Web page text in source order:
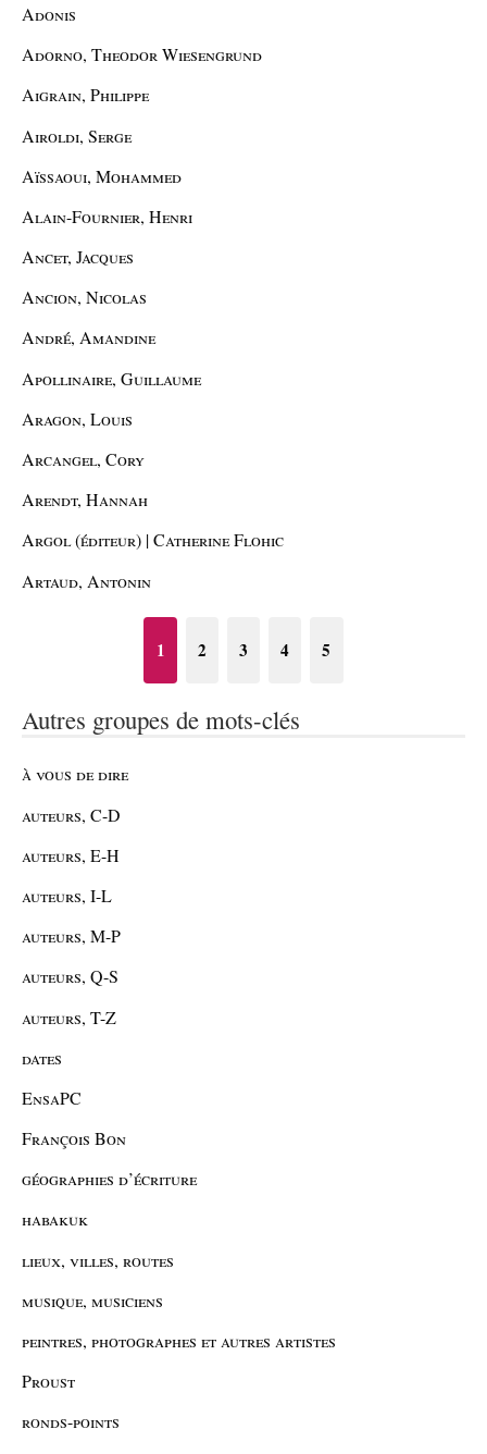
Adonis
Adorno, Theodor Wiesengrund
Aigrain, Philippe
Airoldi, Serge
Aïssaoui, Mohammed
Alain-Fournier, Henri
Ancet, Jacques
Ancion, Nicolas
André, Amandine
Apollinaire, Guillaume
Aragon, Louis
Arcangel, Cory
Arendt, Hannah
Argol (éditeur) | Catherine Flohic
Artaud, Antonin
1 2 3 4 5
Autres groupes de mots-clés
à vous de dire
auteurs, C-D
auteurs, E-H
auteurs, I-L
auteurs, M-P
auteurs, Q-S
auteurs, T-Z
dates
EnsaPC
François Bon
géographies d’écriture
habakuk
lieux, villes, routes
musique, musiciens
peintres, photographes et autres artistes
Proust
ronds-points